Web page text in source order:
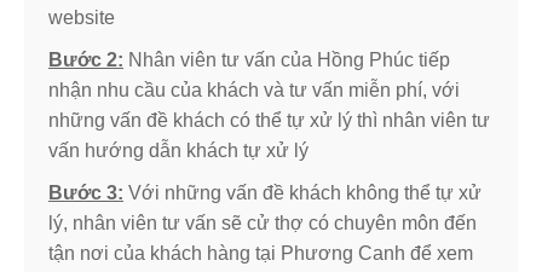
website
Bước 2: Nhân viên tư vấn của Hồng Phúc tiếp
nhận nhu cầu của khách và tư vấn miễn phí, với
những vấn đề khách có thể tự xử lý thì nhân viên tư
vấn hướng dẫn khách tự xử lý
Bước 3: Với những vấn đề khách không thể tự xử
lý, nhân viên tư vấn sẽ cử thợ có chuyên môn đến
tận nơi của khách hàng tại Phương Canh để xem